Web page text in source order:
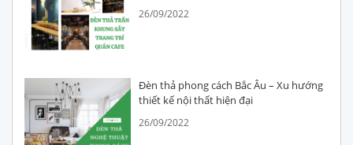
26/09/2022
Đèn thả phong cách Bắc Âu – Xu hướng
thiết kế nội thất hiện đại
26/09/2022